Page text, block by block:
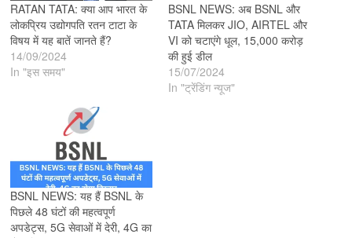
RATAN TATA: क्या आप भारत के
लोकप्रिय उद्योगपति रतन टाटा के
विषय में यह बातें जानते हैं?
14/09/2024
In "इस समय"
BSNL NEWS: अब BSNL और
TATA मिलकर JIO, AIRTEL और
VI को चटाएंगे धूल, 15,000 करोड़
की हुई डील
15/07/2024
In "ट्रेंडिंग न्यूज"
BSNL NEWS: यह हैं BSNL के
पिछले 48 घंटों की महत्वपूर्ण
अपडेट्स, 5G सेवाओं में देरी, 4G का